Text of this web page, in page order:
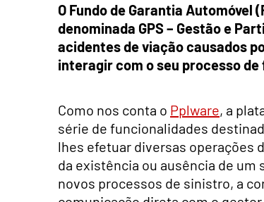
O Fundo de Garantia
denominada GPS – Gestão e
acidentes de viação causados
interagir com o seu processo
Como nos conta o Pplware, a
série de funcionalidades
lhes efetuar diversas operações
da existência ou ausência de
novos processos de sinistro, a